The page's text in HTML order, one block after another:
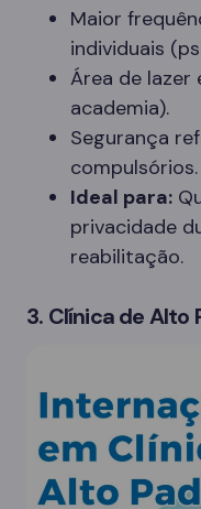
Maior
individuais
Área de lazer
academia).
Segurança
compulsórios.
Ideal para:
privacidade
reabilitação.
3. Clínica de Alto